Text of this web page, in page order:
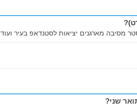
מסיבה מארגנים יציאות לסטנדאפ בעיר ועוד
שני?